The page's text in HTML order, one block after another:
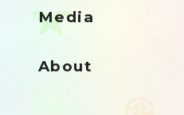
Media
About